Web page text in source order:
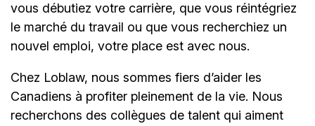
vous débutiez votre carrière, que vous réintégriez
le marché du travail ou que vous recherchiez un
nouvel emploi, votre place est avec nous.
Chez Loblaw, nous sommes fiers d’aider les
Canadiens à profiter pleinement de la vie. Nous
recherchons des collègues de talent qui aiment